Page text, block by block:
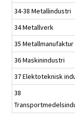
34-38 Metallindustri
34 Metallverk
35 Metallmanufaktur
36 Maskinindustri
37 Elektoteknisk
38